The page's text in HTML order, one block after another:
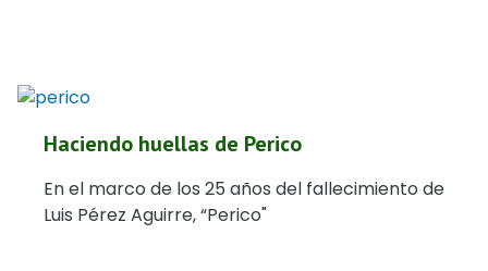
Haciendo huellas de Perico
En el marco de los 25 años del fallecimiento de
Luis Pérez Aguirre, “Perico"